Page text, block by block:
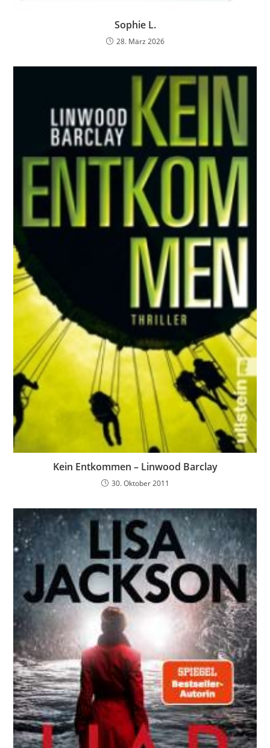
Sophie L.
28. März 2026
Kein Entkommen – Linwood Barclay
30. Oktober 2011